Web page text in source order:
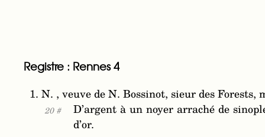
Registre : Rennes 4
1. N. , veuve de N. Bossinot, sieur des Forests,
20 #
D’argent à un noyer arraché de
d’or.